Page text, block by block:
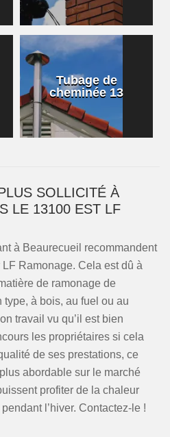
Tubage de
cheminée 13
SOLLICITÉ À
LE 13100 EST LF
à Beaurecueil recommandent
LF Ramonage. Cela est dû à
de ramonage de
à bois, au fuel ou au
travail vu qu’il est bien
les propriétaires si cela
de ses prestations, ce
abordable sur le marché
profiter de la chaleur
l’hiver. Contactez-le !